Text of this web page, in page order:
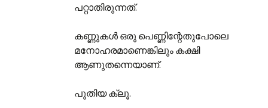
പറ്റാതിരുന്നത്.
കണ്ണുകള്‍ ഒരു പെണ്ണിന്റേതുപോലെ
മനോഹരമാണെങ്കിലും കക്ഷി
ആണുതന്നെയാണ്.
പുതിയ ക്ലൂ.